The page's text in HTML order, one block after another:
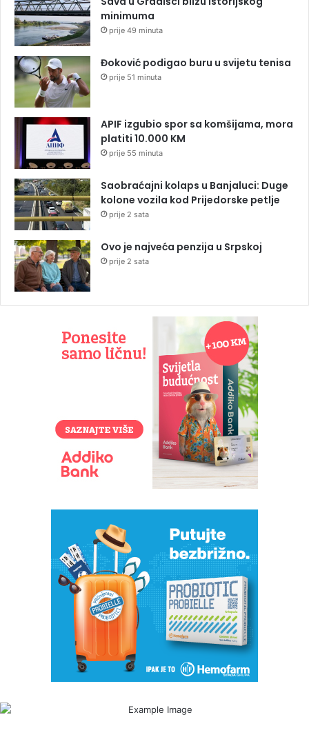
minimuma
prije 49 minuta
Đoković podigao buru u svijetu tenisa
prije 51 minuta
APIF izgubio spor sa komšijama, mora
platiti 10.000 KM
prije 55 minuta
Saobraćajni kolaps u Banjaluci: Duge
kolone vozila kod Prijedorske petlje
prije 2 sata
Ovo je najveća penzija u Srpskoj
prije 2 sata